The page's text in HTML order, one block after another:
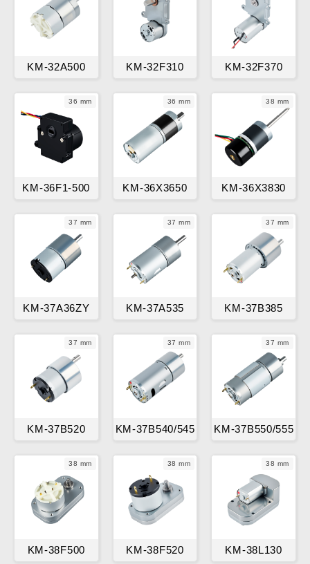
KM-32A500 KM-32F310 KM-32F370
36 mm
KM-36F1-500
36 mm
KM-36X3650
38 mm
KM-36X3830
37 mm
KM-37A36ZY
37 mm
KM-37A535
37 mm
KM-37B385
37 mm
KM-37B520
37 mm
KM-37B540/545
37 mm
KM-37B550/555
38 mm
KM-38F500
38 mm
KM-38F520
38 mm
KM-38L130